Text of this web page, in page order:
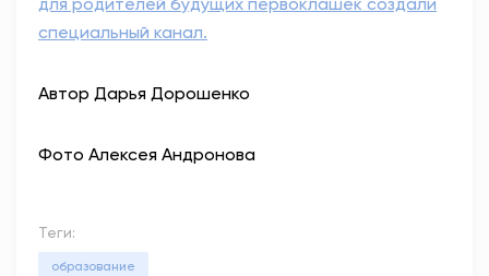
специальный канал.
Автор Дарья Дорошенко
Фото Алексея Андронова
Теги:
образование